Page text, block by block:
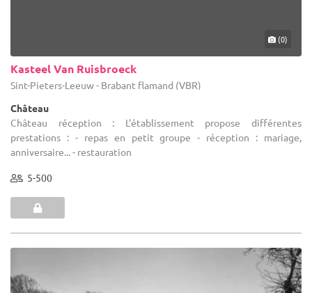
(0)
Kasteel Van Ruisbroeck
Sint-Pieters-Leeuw - Brabant flamand (VBR)
Château
Château réception : L'établissement propose différentes
prestations : - repas en petit groupe - réception : mariage,
anniversaire... - restauration
5-500